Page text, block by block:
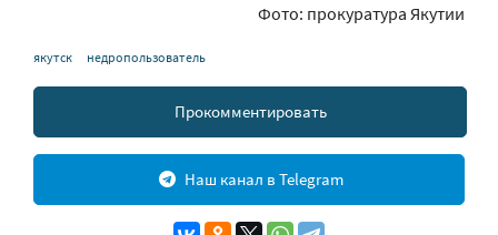
Фото: прокуратура Якутии
якутск недропользователь
Прокомментировать
Наш канал в Telegram